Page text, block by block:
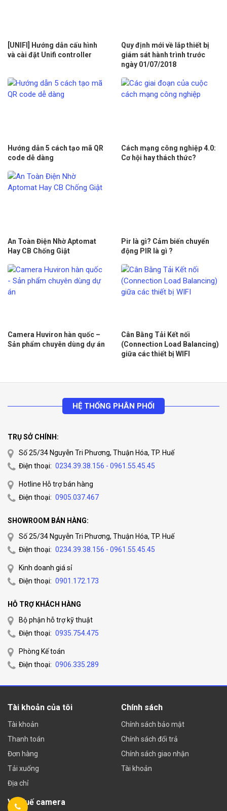
[UNIFI] Hướng dẫn cấu hình
và cài đặt Unifi controller
Quy định mới về lắp thiết bị
giám sát hành trình trước
ngày 01/07/2018
Hướng dẫn 5 cách tạo mã QR
code dễ dàng
Cách mạng công nghiệp 4.0:
Cơ hội hay thách thức?
An Toàn Điện Nhờ Aptomat
Hay CB Chống Giật
Pir là gì? Cảm biến chuyển
động PIR là gì ?
Camera Huviron hàn quốc –
Sản phẩm chuyên dùng dự án
Cân Bằng Tải Kết nối
(Connection Load Balancing)
giữa các thiết bị WIFI
HỆ THỐNG PHÂN PHỐI
TRỤ SỞ CHÍNH:
Số 25/34 Nguyễn Tri Phương, Thuận Hóa, TP. Huế
Điện thoại: 0234.39.38.156 - 0961.55.45.45
Hotline Hỗ trợ bán hàng
Điện thoại: 0905.037.467
SHOWROOM BÁN HÀNG:
Số 25/34 Nguyễn Tri Phương, Thuận Hóa, TP. Huế
Điện thoại: 0234.39.38.156 - 0961.55.45.45
Kinh doanh giá sỉ
Điện thoại: 0901.172.173
HỖ TRỢ KHÁCH HÀNG
Bộ phận hỗ trợ kỹ thuật
Điện thoại: 0935.754.475
Phòng Kế toán
Điện thoại: 0906.335.289
Tài khoản của tôi
Tài khoản
Thanh toán
Đơn hàng
Tải xuống
Địa chỉ
Chính sách
Chính sách bảo mật
Chính sách đổi trả
Chính sách giao nhận
Tài khoản
Về Huế camera